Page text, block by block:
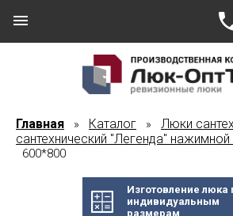
Главная » Каталог » Люки
сантехнический "Легенда"
600*800
Изготовление люка
индивидуальным
размерам